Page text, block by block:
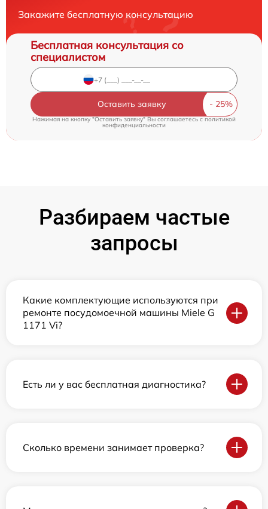
Закажите бесплатную консультацию
Бесплатная консультация со
специалистом
Оставить заявку
Нажимая на кнопку "Оставить заявку" Вы соглашаетесь cполитикой
конфиденциальности
Разбираем частые
запросы
Какие комплектующие используются при
ремонте посудомоечной машины Miele G
1171 Vi?
Есть ли у вас бесплатная диагностика?
Сколько времени занимает проверка?